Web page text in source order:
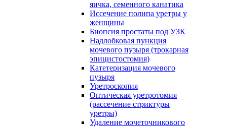
яичка, семенного канатика
Иссечение полипа уретры у
женщины
Биопсия простаты под УЗК
Надлобковая пункция
мочевого пузыря (трокарная
эпицистостомия)
Катетеризация мочевого
пузыря
Уретроскопия
Оптическая уретротомия
(рассечение стриктуры
уретры)
Удаление мочеточникового